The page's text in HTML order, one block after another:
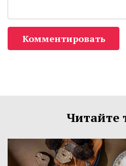
Комментировать
Читайте